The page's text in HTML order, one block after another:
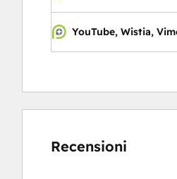
YouTube, Wistia,
Recensioni